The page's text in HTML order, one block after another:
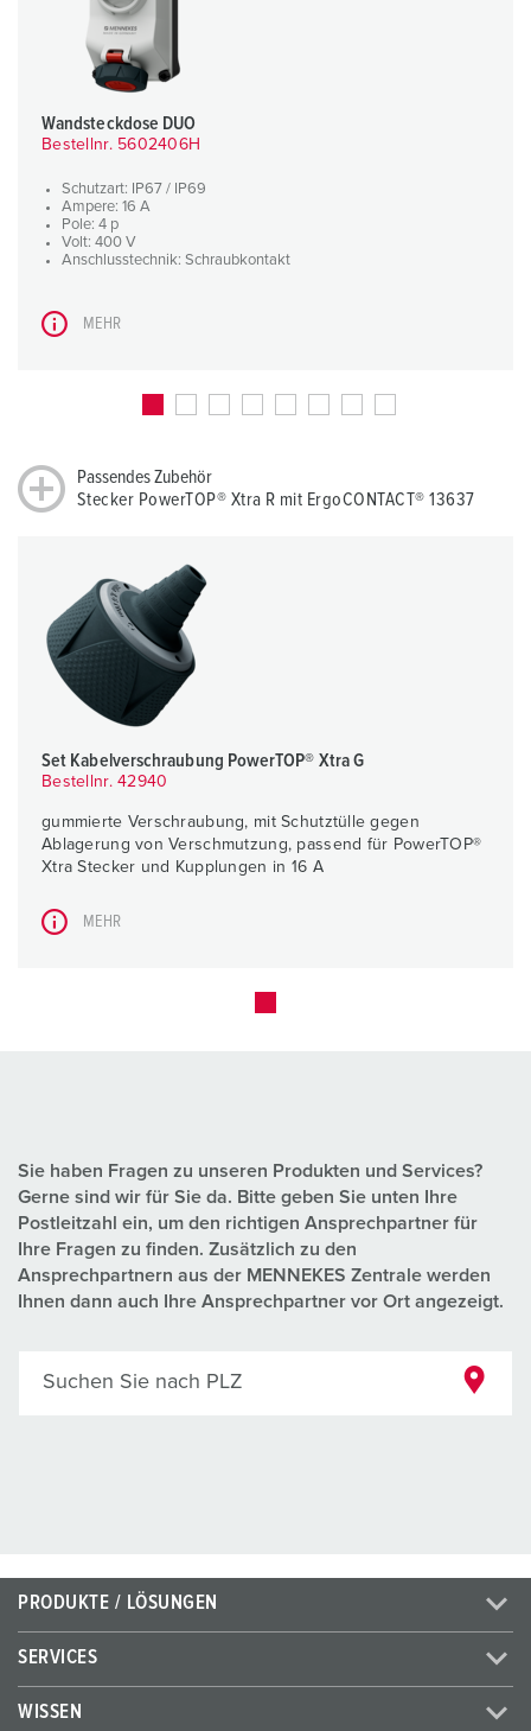
Wandsteckdose DUO
Bestellnr. 5602406H
Schutzart: IP67 / IP69
Ampere: 16 A
Pole: 4 p
Volt: 400 V
Anschlusstechnik: Schraubkontakt
MEHR
Passendes Zubehör
Stecker PowerTOP® Xtra R mit ErgoCONTACT® 13637
Set Kabelverschraubung PowerTOP® Xtra G
Bestellnr. 42940
gummierte Verschraubung, mit Schutztülle gegen
Ablagerung von Verschmutzung, passend für PowerTOP®
Xtra Stecker und Kupplungen in 16 A
MEHR
Sie haben Fragen zu unseren Produkten und Services?
Gerne sind wir für Sie da. Bitte geben Sie unten Ihre
Postleitzahl ein, um den richtigen Ansprechpartner für
Ihre Fragen zu finden. Zusätzlich zu den
Ansprechpartnern aus der MENNEKES Zentrale werden
Ihnen dann auch Ihre Ansprechpartner vor Ort angezeigt.
Suchen Sie nach PLZ
PRODUKTE / LÖSUNGEN
SERVICES
WISSEN